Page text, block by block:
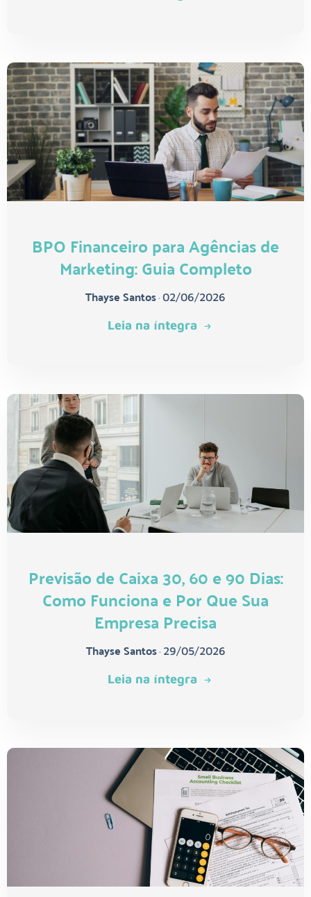
BPO Financeiro para Agências de
Marketing: Guia Completo
Thayse Santos• 02/06/2026
Leia na íntegra
Previsão de Caixa 30, 60 e 90 Dias:
Como Funciona e Por Que Sua
Empresa Precisa
Thayse Santos• 29/05/2026
Leia na íntegra